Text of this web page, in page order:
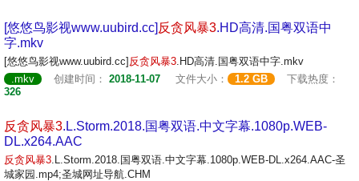
[悠悠鸟影视www.uubird.cc] 反贪风暴3.HD高清.国粤双语中
字.mkv
[悠悠鸟影视www.uubird.cc] 反贪风暴3.HD高清.国粤双语中字.mkv
.mkv
创建时间： 2018-11-07 文件大小： 1.2 GB
下载热度：
326
反贪风暴3.L.Storm.2018.国粤双语.中文字幕.1080p.WEB-
DL.x264.AAC
反贪风暴3.L.Storm.2018.国粤双语.中文字幕.1080p.WEB-DL.x264.AAC-圣
城家园.mp4;圣城网址导航.CHM